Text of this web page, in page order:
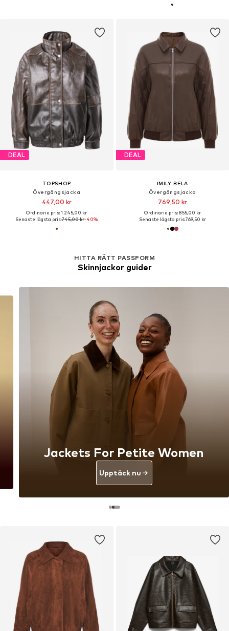
DEAL
TOPSHOP
Övergångsjacka
447,00 kr
Ordinarie pris: 1 245,00 kr
Senaste lägsta pris:745,00 kr-40%
DEAL
IMILY BELA
Övergångsjacka
769,50 kr
Ordinarie pris: 855,00 kr
Senaste lägsta pris:769,50 kr
HITTA RÄTT PASSFORM
Skinnjackor guider
Jackets For Petite Women
Upptäck nu